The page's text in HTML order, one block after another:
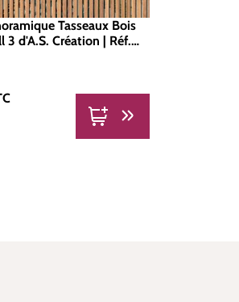
Tasseaux Bois
3 d'A.S. Création | Réf.